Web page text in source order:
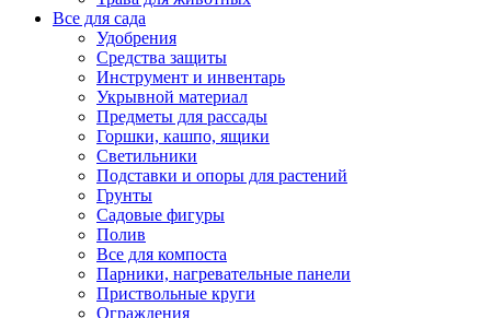
Все для сада
Удобрения
Средства защиты
Инструмент и инвентарь
Укрывной материал
Предметы для рассады
Горшки, кашпо, ящики
Светильники
Подставки и опоры для растений
Грунты
Садовые фигуры
Полив
Все для компоста
Парники, нагревательные панели
Приствольные круги
Ограждения